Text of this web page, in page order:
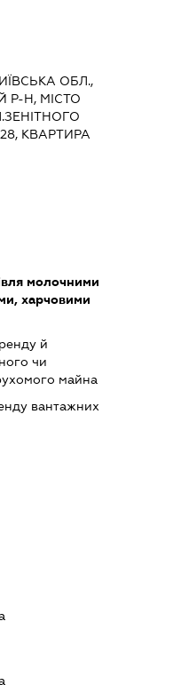
ОБЛ.,
Р-Н, МІСТО
КВАРТИРА
молочними
харчовими
й
чи
майна
вантажних